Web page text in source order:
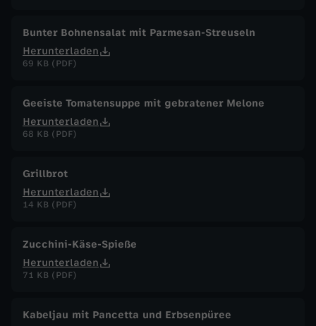
Bunter Bohnensalat mit Parmesan-Streuseln
Herunterladen
69 KB (PDF)
Geeiste Tomatensuppe mit gebratener Melone
Herunterladen
68 KB (PDF)
Grillbrot
Herunterladen
14 KB (PDF)
Zucchini-Käse-Spieße
Herunterladen
71 KB (PDF)
Kabeljau mit Pancetta und Erbsenpüree